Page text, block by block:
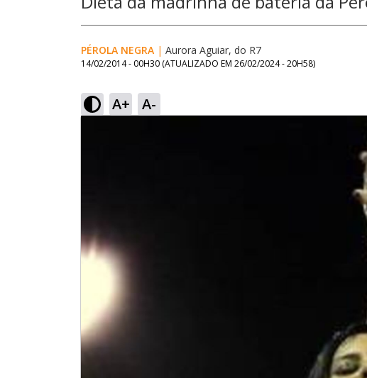
PÉROLA NEGRA | Aurora Aguiar, do R7
14/02/2014 - 00H30 (ATUALIZADO EM 26/02/2024 - 20H58)
A+ A-